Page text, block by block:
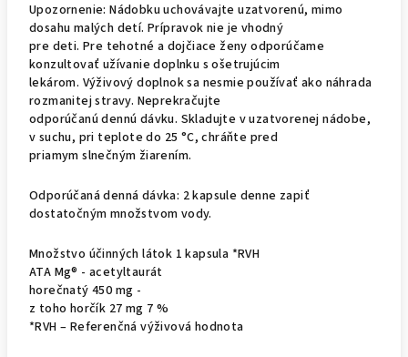
Upozornenie: Nádobku uchovávajte uzatvorenú, mimo
dosahu malých detí. Prípravok nie je vhodný
pre deti. Pre tehotné a dojčiace ženy odporúčame
konzultovať užívanie doplnku s ošetrujúcim
lekárom. Výživový doplnok sa nesmie používať ako náhrada
rozmanitej stravy. Neprekračujte
odporúčanú dennú dávku. Skladujte v uzatvorenej nádobe,
v suchu, pri teplote do 25 °C, chráňte pred
priamym slnečným žiarením.
Odporúčaná denná dávka: 2 kapsule denne zapiť
dostatočným množstvom vody.
Množstvo účinných látok 1 kapsula *RVH
ATA Mg® - acetyltaurát
horečnatý 450 mg -
z toho horčík 27 mg 7 %
*RVH – Referenčná výživová hodnota